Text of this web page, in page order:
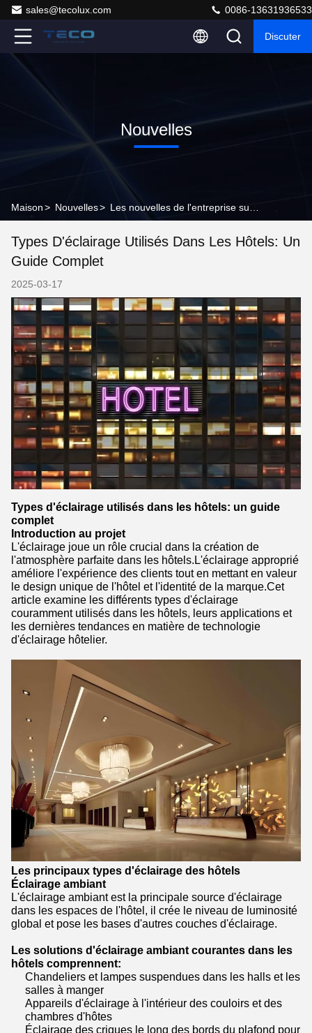
sales@tecolux.com 0086-13631936533
Discuter
Nouvelles
Maison> Nouvelles>
Types D'éclairage Utilisés Dans Les Hôtels: Un
Guide Complet
2025-03-17
Types d'éclairage utilisés dans les hôtels: un guide
complet
Introduction au projet
L'éclairage joue un rôle crucial dans la création de
l'atmosphère parfaite dans les hôtels.L'éclairage approprié
améliore l'expérience des clients tout en mettant en valeur
le design unique de l'hôtel et l'identité de la marque.Cet
article examine les différents types d'éclairage
couramment utilisés dans les hôtels, leurs applications et
les dernières tendances en matière de technologie
d'éclairage hôtelier.
Les principaux types d'éclairage des hôtels
Éclairage ambiant
L'éclairage ambiant est la principale source d'éclairage
dans les espaces de l'hôtel, il crée le niveau de luminosité
global et pose les bases d'autres couches d'éclairage.
Les solutions d'éclairage ambiant courantes dans les
hôtels comprennent:
Chandeliers et lampes suspendues dans les halls et les
salles à manger
Appareils d'éclairage à l'intérieur des couloirs et des
chambres d'hôtes
Éclairage des criques le long des bords du plafond pour